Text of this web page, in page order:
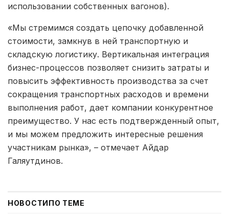
использовании собственных вагонов).
«Мы стремимся создать цепочку добавленной
стоимости, замкнув в ней транспортную и
складскую логистику. Вертикальная интеграция
бизнес-процессов позволяет снизить затраты и
повысить эффективность производства за счет
сокращения транспортных расходов и времени
выполнения работ, дает компании конкурентное
преимущество. У нас есть подтвержденный опыт,
и мы можем предложить интересные решения
участникам рынка», – отмечает Айдар
Галяутдинов.
НОВОСТИПО ТЕМЕ